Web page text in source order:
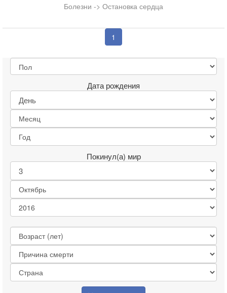
Болезни -> Остановка сердца
1
Дата рождения
Покинул(а) мир